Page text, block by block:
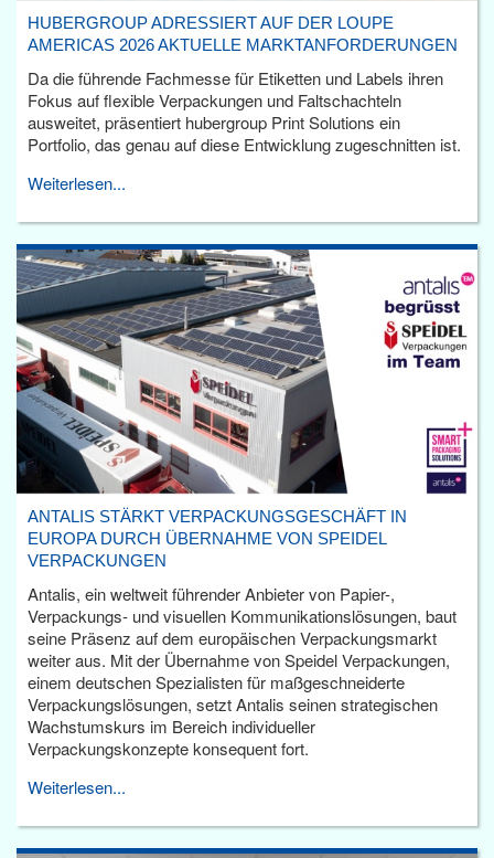
HUBERGROUP ADRESSIERT AUF DER LOUPE
AMERICAS 2026 AKTUELLE MARKTANFORDERUNGEN
Da die führende Fachmesse für Etiketten und Labels ihren
Fokus auf flexible Verpackungen und Faltschachteln
ausweitet, präsentiert hubergroup Print Solutions ein
Portfolio, das genau auf diese Entwicklung zugeschnitten ist.
Weiterlesen...
ANTALIS STÄRKT VERPACKUNGSGESCHÄFT IN
EUROPA DURCH ÜBERNAHME VON SPEIDEL
VERPACKUNGEN
Antalis, ein weltweit führender Anbieter von Papier-,
Verpackungs- und visuellen Kommunikationslösungen, baut
seine Präsenz auf dem europäischen Verpackungsmarkt
weiter aus. Mit der Übernahme von Speidel Verpackungen,
einem deutschen Spezialisten für maßgeschneiderte
Verpackungslösungen, setzt Antalis seinen strategischen
Wachstumskurs im Bereich individueller
Verpackungskonzepte konsequent fort.
Weiterlesen...